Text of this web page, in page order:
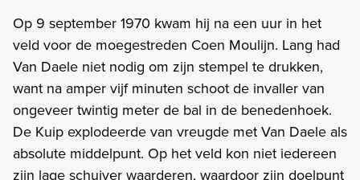
Op 9 september 1970 kwam hij na een uur in het
veld voor de moegestreden Coen Moulijn. Lang had
Van Daele niet nodig om zijn stempel te drukken,
want na amper vijf minuten schoot de invaller van
ongeveer twintig meter de bal in de benedenhoek.
De Kuip explodeerde van vreugde met Van Daele als
absolute middelpunt. Op het veld kon niet iedereen
zijn lage schuiver waarderen, waardoor zijn doelpunt